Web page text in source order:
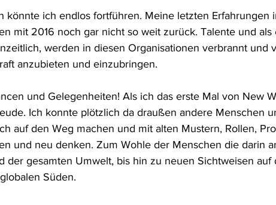
könnte ich endlos fortführen. Meine letzten Erfahrungen
mit 2016 noch gar nicht so weit zurück. Talente und als
werden in diesen Organisationen verbrannt und
anzubieten und einzubringen.
und Gelegenheiten! Als ich das erste Mal von New
Ich konnte plötzlich da draußen andere Menschen
auf den Weg machen und mit alten Mustern, Rollen,
und neu denken. Zum Wohle der Menschen die darin
der gesamten Umwelt, bis hin zu neuen Sichtweisen auf
Süden.